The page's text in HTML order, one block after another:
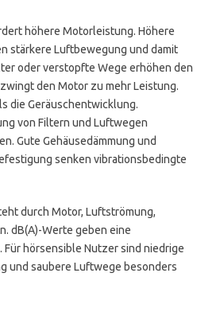
höhere Motorleistung. Höhere
stärkere Luftbewegung und damit
oder verstopfte Wege erhöhen den
den Motor zu mehr Leistung.
die Geräuschentwicklung.
von Filtern und Luftwegen
Gute Gehäusedämmung und
senken vibrationsbedingte
durch Motor, Luftströmung,
dB(A)-Werte geben eine
Für hörsensible Nutzer sind niedrige
und saubere Luftwege besonders